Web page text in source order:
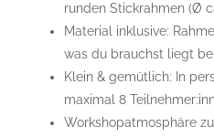
runden Stickrahmen (Ø
Material inklusive:
was du brauchst liegt
Klein & gemütlich: In
maximal 8
Workshopatmosphäre